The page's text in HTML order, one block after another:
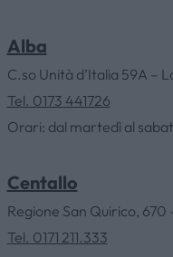
Alba
C.so Unità d’Italia 59A –
Tel. 0173 441726
Orari: dal martedì al
Centallo
Regione San Quirico, 670
Tel. 0171 211.333